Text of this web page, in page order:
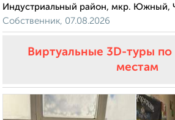
Индустриальный район, мкр. Южный,
Собственник, 07.08.2026
Виртуальные 3D-туры
местам